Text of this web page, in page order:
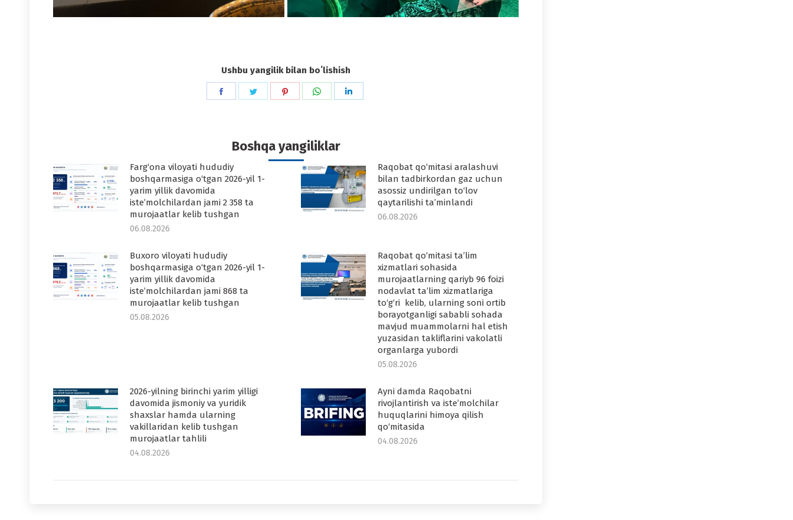
Ushbu yangilik bilan boʻlishish
Share
Share
Share
Share
Boshqa yangiliklar
Farg‘ona viloyati hududiy
boshqarmasiga o‘tgan 2026-yil 1-
yarim yillik davomida
iste’molchilardan jami 2 358 ta
murojaatlar kelib tushgan
06.08.2026
Raqobat qo‘mitasi aralashuvi
bilan tadbirkordan gaz uchun
asossiz undirilgan to‘lov
qaytarilishi ta’minlandi
06.08.2026
Buxoro viloyati hududiy
boshqarmasiga o‘tgan 2026-yil 1-
yarim yillik davomida
iste’molchilardan jami 868 ta
murojaatlar kelib tushgan
05.08.2026
Raqobat qo‘mitasi ta’lim
xizmatlari sohasida
murojaatlarning qariyb 96 foizi
nodavlat ta’lim xizmatlariga
to‘g‘ri kelib, ularning soni ortib
borayotganligi sababli sohada
mavjud muammolarni hal etish
yuzasidan takliflarini vakolatli
organlarga yubordi
05.08.2026
2026-yilning birinchi yarim yilligi
davomida jismoniy va yuridik
shaxslar hamda ularning
vakillaridan kelib tushgan
murojaatlar tahlili
04.08.2026
Ayni damda Raqobatni
rivojlantirish va iste’molchilar
huquqlarini himoya qilish
qo‘mitasida
04.08.2026